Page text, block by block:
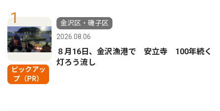
1
ピックアッ
プ（PR）
金沢区・磯子区
2026.08.06
８月16日、金沢漁港で 安立寺 100年続く
灯ろう流し